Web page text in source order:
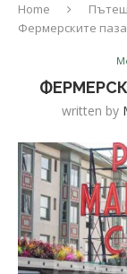
Home
Фермерските
written by